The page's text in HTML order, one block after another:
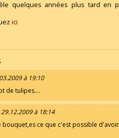
quelques années plus tard en
ici
à 19:10
de tulipes....
à 18:14
bouquet,es ce que c'est possible